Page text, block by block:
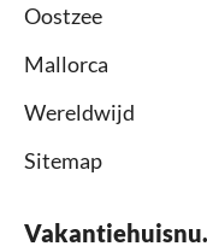
Oostzee
Mallorca
Wereldwijd
Sitemap